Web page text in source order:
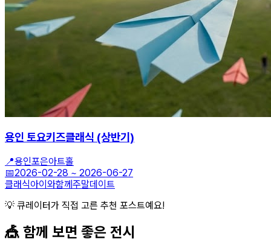
용인 토요키즈클래식 (상반기)
📍용인포은아트홀
📅2026-02-28 ~ 2026-06-27
클래식아이와함께주말데이트
💡 큐레이터가 직접 고른 추천 포스트예요!
🎪 함께 보면 좋은 전시